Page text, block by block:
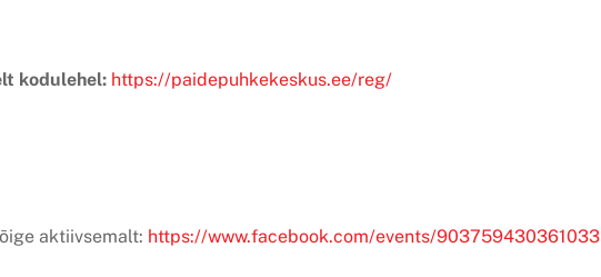
kodulehel: https://paidepuhkekeskus.ee/reg/
aktiivsemalt: https://www.facebook.com/events/903759430361033